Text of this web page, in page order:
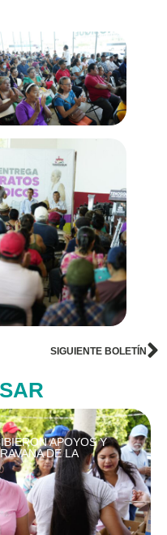
SIGUIENTE BOLETÍN
APOYOS Y
DE LA